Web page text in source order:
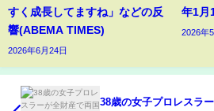
すく成長してますね」などの反
響(ABEMA TIMES)
2026年6月24日
年1月
2026年
38歳の女子プロレスラ